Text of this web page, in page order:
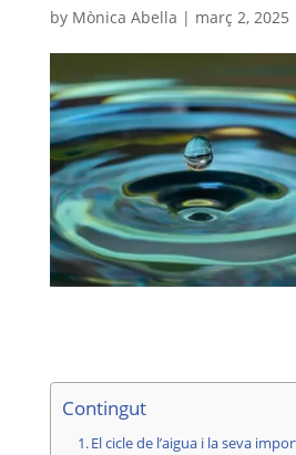
by Mònica Abella | març 2, 2025
Contingut
El cicle de l’aigua i la seva